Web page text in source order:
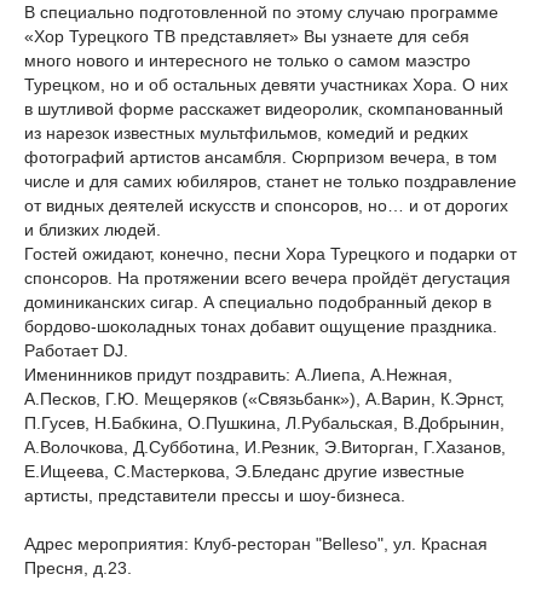
В специально подготовленной по этому случаю программе
«Хор Турецкого ТВ представляет» Вы узнаете для себя
много нового и интересного не только о самом маэстро
Турецком, но и об остальных девяти участниках Хора. О них
в шутливой форме расскажет видеоролик, скомпанованный
из нарезок известных мультфильмов, комедий и редких
фотографий артистов ансамбля. Сюрпризом вечера, в том
числе и для самих юбиляров, станет не только поздравление
от видных деятелей искусств и спонсоров, но… и от дорогих
и близких людей.
Гостей ожидают, конечно, песни Хора Турецкого и подарки от
спонсоров. На протяжении всего вечера пройдёт дегустация
доминиканских сигар. А специально подобранный декор в
бордово-шоколадных тонах добавит ощущение праздника.
Работает DJ.
Именинников придут поздравить: А.Лиепа, А.Нежная,
А.Песков, Г.Ю. Мещеряков («Связьбанк»), А.Варин, К.Эрнст,
П.Гусев, Н.Бабкина, О.Пушкина, Л.Рубальская, В.Добрынин,
А.Волочкова, Д.Субботина, И.Резник, Э.Виторган, Г.Хазанов,
Е.Ищеева, С.Мастеркова, Э.Бледанс другие известные
артисты, представители прессы и шоу-бизнеса.
Адрес мероприятия: Клуб-ресторан "Belleso", ул. Красная
Пресня, д.23.